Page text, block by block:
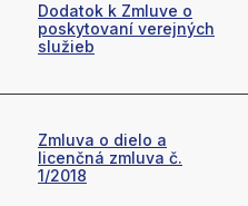
Dodatok k Zmluve o
poskytovaní verejných
služieb
Zmluva o dielo a
licenčná zmluva č.
1/2018